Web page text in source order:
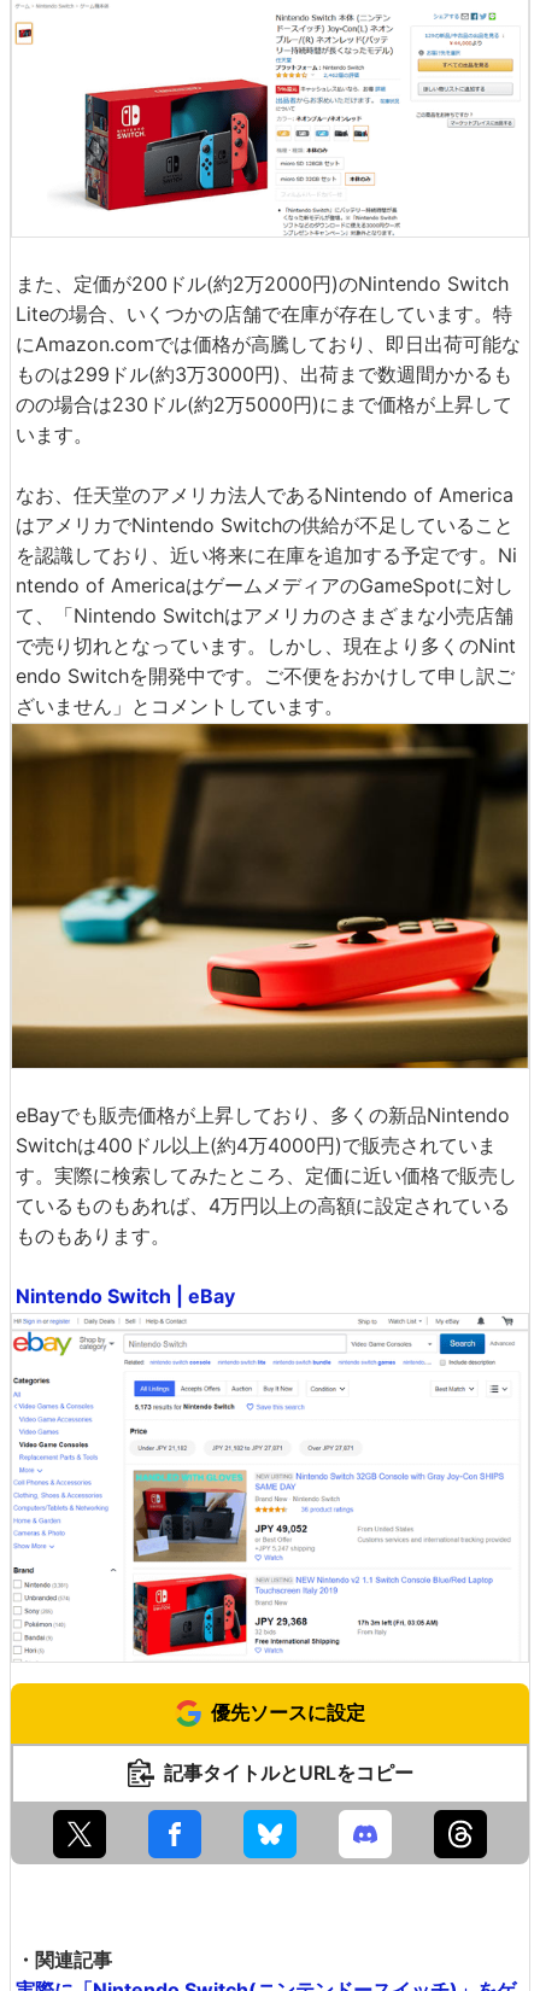
また、定価が200ドル(約2万2000円)のNintendo Switch
Liteの場合、いくつかの店舗で在庫が存在しています。特
にAmazon.comでは価格が高騰しており、即日出荷可能な
ものは299ドル(約3万3000円)、出荷まで数週間かかるも
のの場合は230ドル(約2万5000円)にまで価格が上昇して
います。
なお、任天堂のアメリカ法人であるNintendo of America
はアメリカでNintendo Switchの供給が不足していること
を認識しており、近い将来に在庫を追加する予定です。Ni
ntendo of AmericaはゲームメディアのGameSpotに対し
て、「Nintendo Switchはアメリカのさまざまな小売店舗
で売り切れとなっています。しかし、現在より多くのNint
endo Switchを開発中です。ご不便をおかけして申し訳ご
ざいません」とコメントしています。
eBayでも販売価格が上昇しており、多くの新品Nintendo
Switchは400ドル以上(約4万4000円)で販売されていま
す。実際に検索してみたところ、定価に近い価格で販売し
ているものもあれば、4万円以上の高額に設定されている
ものもあります。
Nintendo Switch | eBay
優先ソースに設定
記事タイトルとURLをコピー
・関連記事